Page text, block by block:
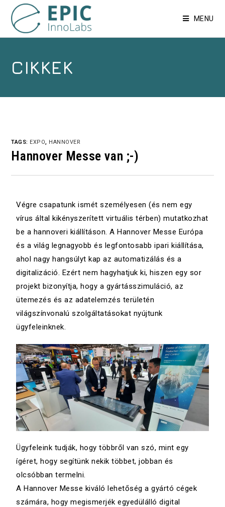
MENU
CIKKEK
TAGS: EXPO, HANNOVER
Hannover Messe van ;-)
Végre csapatunk ismét személyesen (és nem egy
vírus által kikényszerített virtuális térben) mutatkozhat
be a hannoveri kiállításon. A Hannover Messe Európa
és a világ legnagyobb és legfontosabb ipari kiállítása,
ahol nagy hangsúlyt kap az automatizálás és a
digitalizáció. Ezért nem hagyhatjuk ki, hiszen egy sor
projekt bizonyítja, hogy a gyártásszimuláció, az
ütemezés és az adatelemzés területén
világszínvonalú szolgáltatásokat nyújtunk
ügyfeleinknek.
Ügyfeleink tudják, hogy többről van szó, mint egy
ígéret, hogy segítünk nekik többet, jobban és
olcsóbban termelni.
A Hannover Messe kiváló lehetőség a gyártó cégek
számára, hogy megismerjék egyedülálló digital